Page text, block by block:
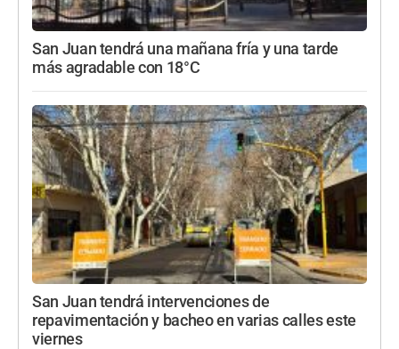
San Juan tendrá una mañana fría y una tarde
más agradable con 18°C
San Juan tendrá intervenciones de
repavimentación y bacheo en varias calles este
viernes